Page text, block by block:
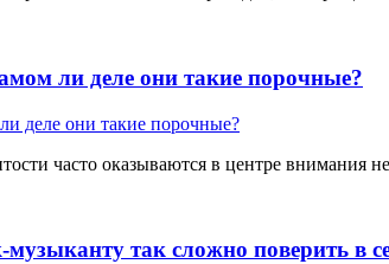
ли деле они такие порочные?
часто оказываются в центре внимания
так сложно поверить в